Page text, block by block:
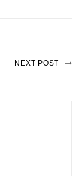
NEXT POST